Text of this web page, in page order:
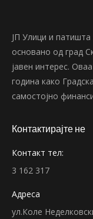
ЈП Улици и патишта
основано од град
јавен интерес.
година како
самостојно
Контактирајте не
Контакт тел:
3 162 317
Адреса
ул.Коле